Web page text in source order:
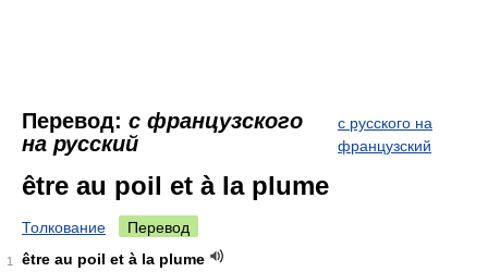
Перевод: с французского
на русский
с русского на
французский
être au poil et à la plume
Толкование Перевод
1
être au poil et à la plume